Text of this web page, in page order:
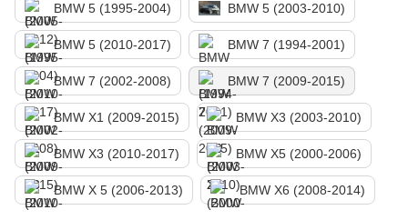
BMW 5 (1995-2004) BMW 5 (2003-2010)
BMW 5 (2010-2017) BMW 7 (1994-2001)
BMW 7 (2002-2008) BMW 7 (2009-2015)
BMW X1 (2009-2015) BMW X3 (2003-2010)
BMW X3 (2010-2017) BMW X5 (2000-2006)
BMW X 5 (2006-2013) BMW X6 (2008-2014)